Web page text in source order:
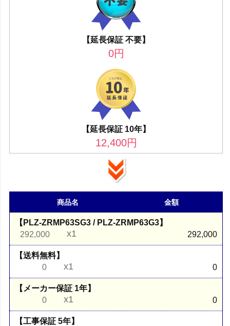
【延長保証 不要】
0円
【延長保証 10年】
12,400円
商品名 金額
【PLZ-ZRMP63SG3 / PLZ-ZRMP63G3】
292,000
x1 292,000
【送料無料】
0
x1 0
【メーカー保証 1年】
0
x1 0
【工事保証 5年】